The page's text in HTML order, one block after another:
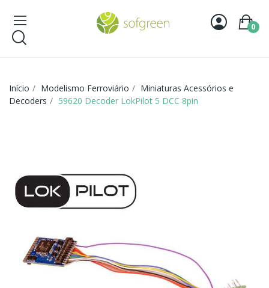
0
Início Modelismo Ferroviário
Miniaturas Acessórios e
Decoders
59620 Decoder LokPilot 5 DCC 8pin